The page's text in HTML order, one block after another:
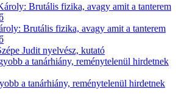
Brutális fizika, avagy amit a tanterem
Brutális fizika, avagy amit a tanterem
Judit nyelvész, kutató
a tanárhiány, reménytelenül hirdetnek
a tanárhiány, reménytelenül hirdetnek